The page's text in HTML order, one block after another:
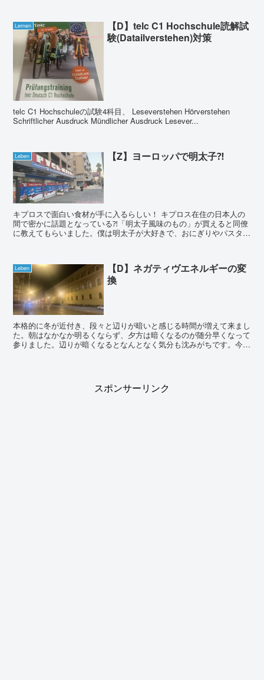
Lernen
【D】telc C1 Hochschule読解試
験(Datailverstehen)対策
telc C1 Hochschuleの試験4科目、 Leseverstehen Hörverstehen
Schriftlicher Ausdruck Mündlicher Ausdruck Lesever...
Leben 【Z】ヨーロッパで明太子⁈
キプロスで面白い食材が手に入るらしい！ キプロス在住の日本人の
間で密かに話題となっている⁈「明太子風味のもの」が買えると同僚
に教えてもらいました。僕は明太子が大好きで、おにぎりやパスタで
Leben
【D】ネガティヴエネルギーの変
換
本格的に冬が近付き、段々と辺りが暗いと感じる時間が増えて来まし
た。朝はなかなか明るくならず、夕方は暗くなるのが随分早くなって
参りました。辺りが暗くなるとなんとなく気分も沈みがちです。今回
スポンサーリンク